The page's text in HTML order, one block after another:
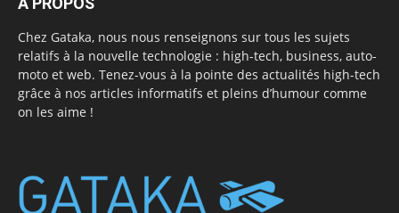
Chez Gataka, nous nous renseignons sur tous les sujets
relatifs à la nouvelle technologie : high-tech, business, auto-
moto et web. Tenez-vous à la pointe des actualités high-tech
grâce à nos articles informatifs et pleins d’humour comme
on les aime !